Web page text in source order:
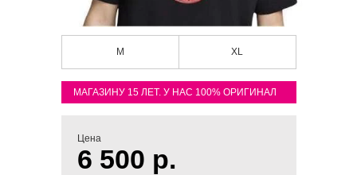
M XL
МАГАЗИНУ 15 ЛЕТ. У НАС 100% ОРИГИНАЛ
Цена
6 500 р.